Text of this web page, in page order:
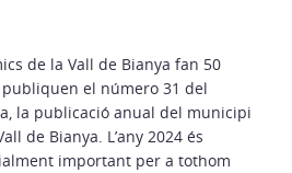
de la Vall de Bianya fan 50
el número 31 del
la publicació anual del municipi
de Bianya. L’any 2024 és
important per a tothom